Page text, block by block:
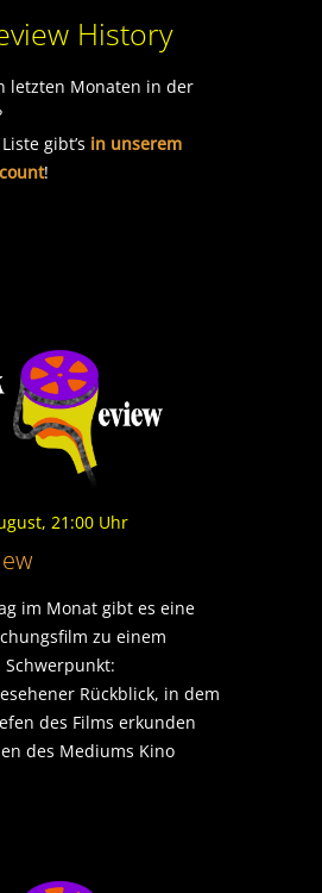
History
letzten Monaten in der
gibt’s in unserem
!
21:00 Uhr
im Monat gibt es eine
zu einem
Rückblick, in dem
des Films erkunden
des Mediums Kino